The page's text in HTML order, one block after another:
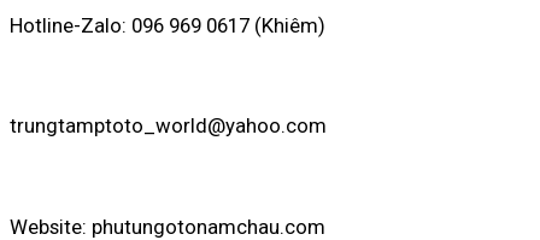
Hotline-Zalo: 096 969 0617 (Khiêm)
trungtamptoto_world@yahoo.com
Website: phutungotonamchau.com